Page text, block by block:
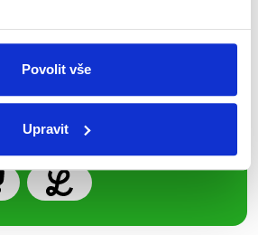
Povolit vše
Upravit
Sdílením našich
podpoříte naši